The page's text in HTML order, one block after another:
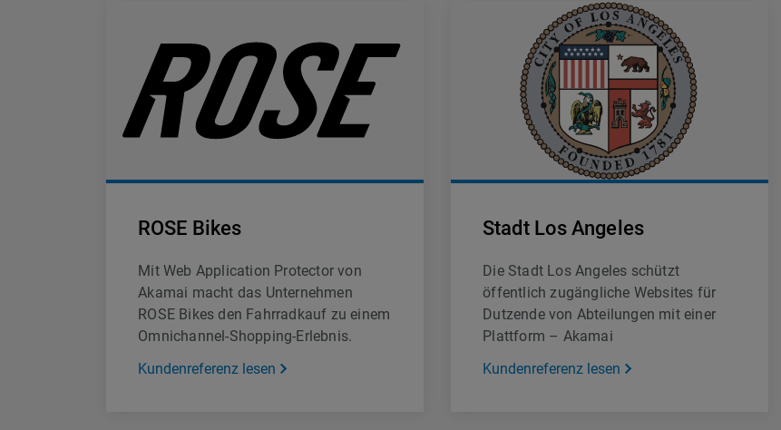
ROSE Bikes
Mit Web Application Protector von
Akamai macht das Unternehmen
ROSE Bikes den Fahrradkauf zu einem
Omnichannel-Shopping-Erlebnis.
Kundenreferenz lesen
Stadt Los Angeles
Die Stadt Los Angeles schützt
öffentlich zugängliche Websites für
Dutzende von Abteilungen mit einer
Plattform – Akamai
Kundenreferenz lesen